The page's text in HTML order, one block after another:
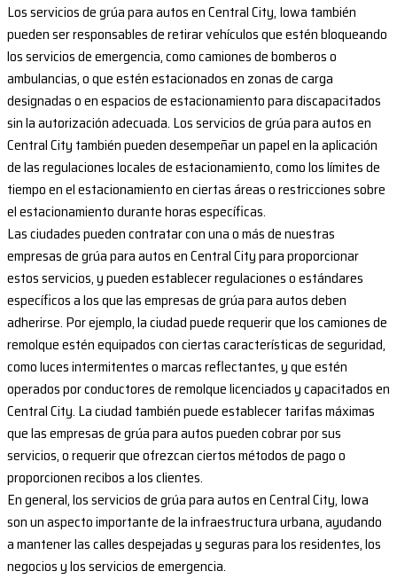
Los servicios de grúa para autos en Central City, Iowa también
pueden ser responsables de retirar vehículos que estén bloqueando
los servicios de emergencia, como camiones de bomberos o
ambulancias, o que estén estacionados en zonas de carga
designadas o en espacios de estacionamiento para discapacitados
sin la autorización adecuada. Los servicios de grúa para autos en
Central City también pueden desempeñar un papel en la aplicación
de las regulaciones locales de estacionamiento, como los límites de
tiempo en el estacionamiento en ciertas áreas o restricciones sobre
el estacionamiento durante horas específicas.
Las ciudades pueden contratar con una o más de nuestras
empresas de grúa para autos en Central City para proporcionar
estos servicios, y pueden establecer regulaciones o estándares
específicos a los que las empresas de grúa para autos deben
adherirse. Por ejemplo, la ciudad puede requerir que los camiones de
remolque estén equipados con ciertas características de seguridad,
como luces intermitentes o marcas reflectantes, y que estén
operados por conductores de remolque licenciados y capacitados en
Central City. La ciudad también puede establecer tarifas máximas
que las empresas de grúa para autos pueden cobrar por sus
servicios, o requerir que ofrezcan ciertos métodos de pago o
proporcionen recibos a los clientes.
En general, los servicios de grúa para autos en Central City, Iowa
son un aspecto importante de la infraestructura urbana, ayudando
a mantener las calles despejadas y seguras para los residentes, los
negocios y los servicios de emergencia.